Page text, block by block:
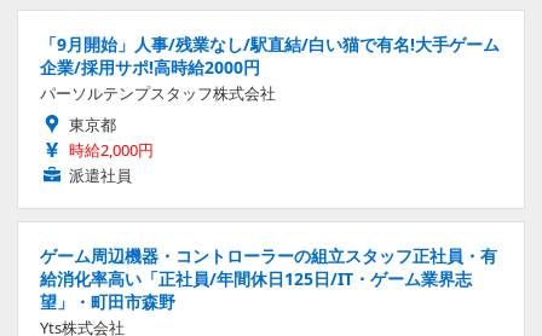
「9月開始」人事/残業なし/駅直結/白い猫で有名!大手ゲーム
企業/採用サポ!高時給2000円
パーソルテンプスタッフ株式会社
東京都
時給2,000円
派遣社員
ゲーム周辺機器・コントローラーの組立スタッフ正社員・有
給消化率高い「正社員/年間休日125日/IT・ゲーム業界志
望」・町田市森野
Yts株式会社